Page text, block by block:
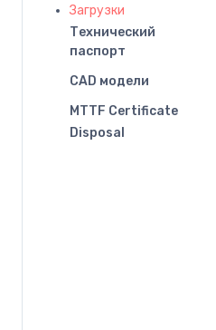
Загрузки
Технический
паспорт
CAD модели
MTTF Certificate
Disposal